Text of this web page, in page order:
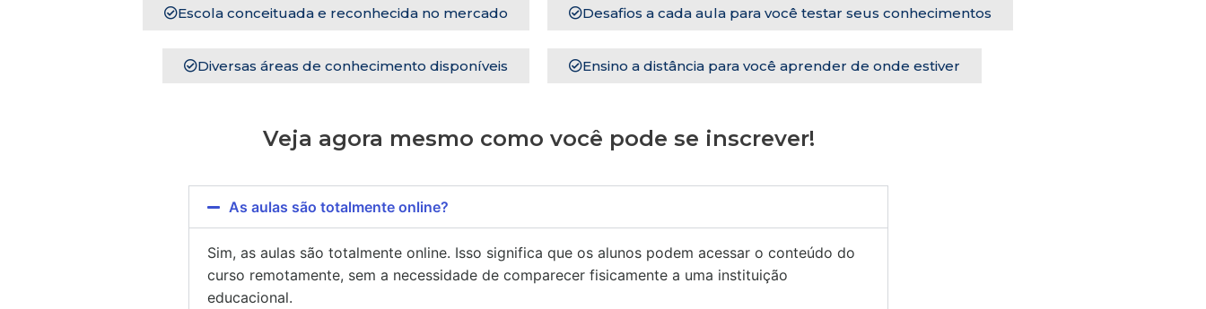
Escola conceituada e reconhecida no mercado Desafios a cada aula para você testar seus conhecimentos
Diversas áreas de conhecimento disponíveis Ensino a distância para você aprender de onde estiver
Veja agora mesmo como você pode se inscrever!
As aulas são totalmente online?
Sim, as aulas são totalmente online. Isso significa que os alunos podem acessar o conteúdo do
curso remotamente, sem a necessidade de comparecer fisicamente a uma instituição
educacional.